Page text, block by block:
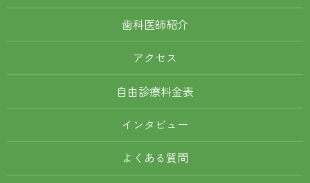
歯科医師紹介
アクセス
自由診療料金表
インタビュー
よくある質問